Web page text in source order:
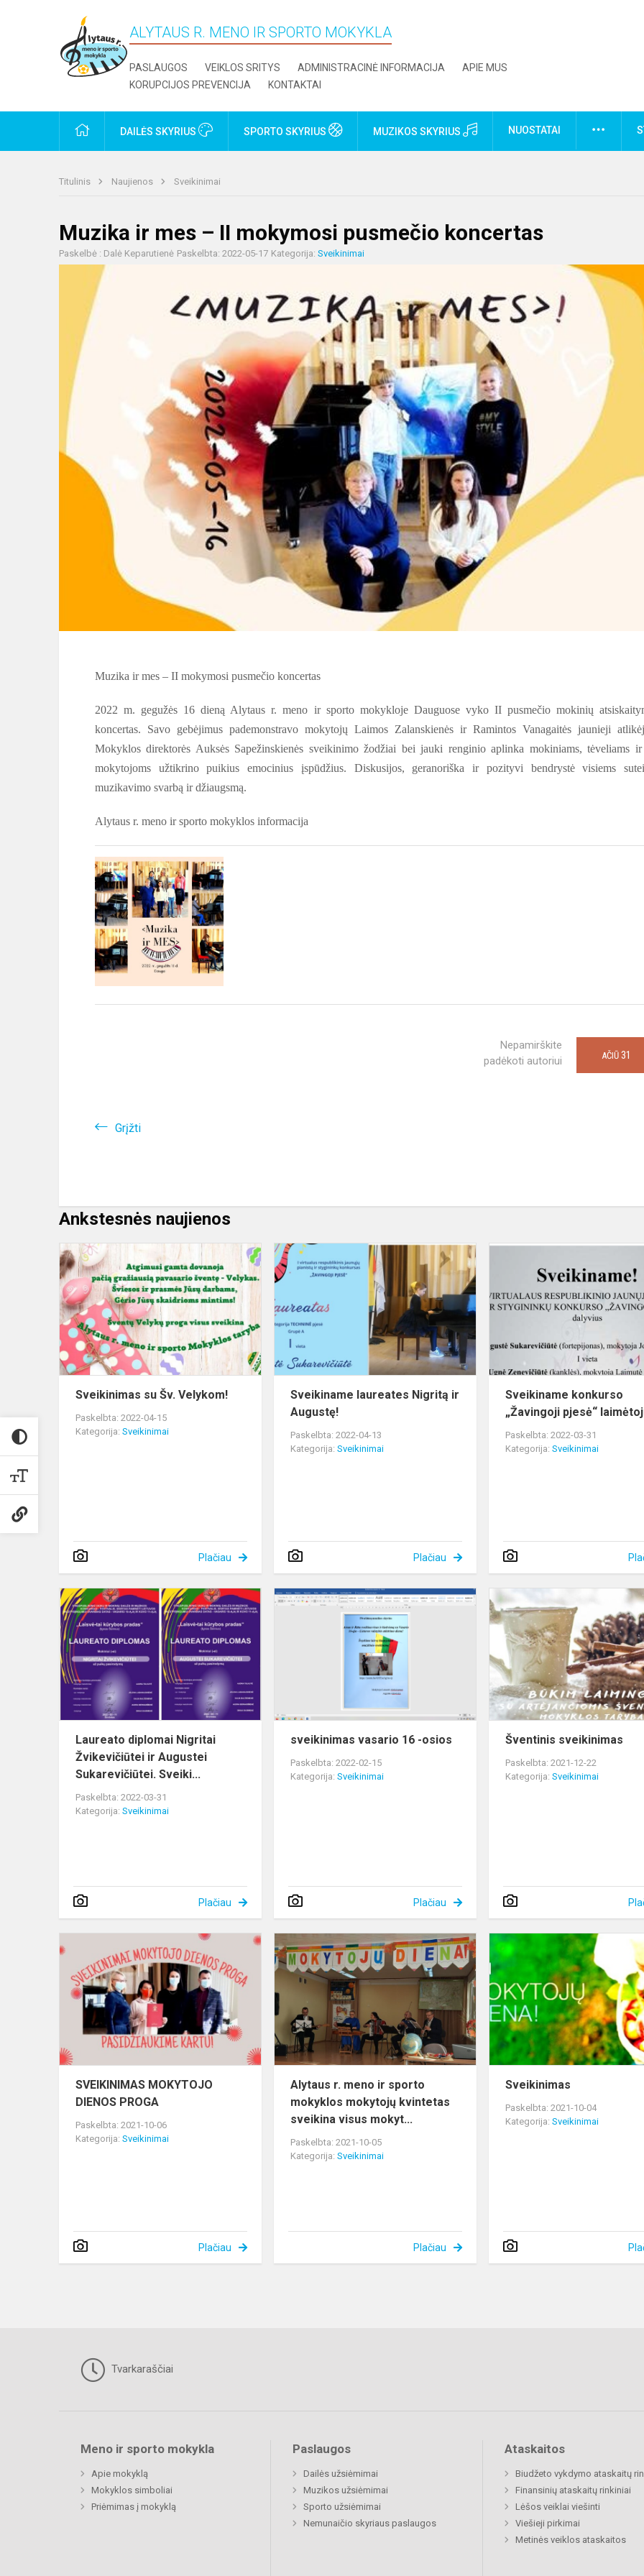
ALYTAUS R. MENO IR SPORTO MOKYKLA
PASLAUGOS VEIKLOS SRITYS ADMINISTRACINĖ INFORMACIJA
APIE MUS
KORUPCIJOS PREVENCIJA
KONTAKTAI
PRADŽIADAILĖS SKYRIUS SPORTO SKYRIUS MUZIKOS SKYRIUS NUOSTATAI
Titulinis Naujienos Sveikinimai
Muzika ir mes – II mokymosi pusmečio koncertas
Paskelbė : Dalė Keparutienė Paskelbta: 2022-05-17 Kategorija: Sveikinimai
Muzika ir mes – II mokymosi pusmečio koncertas
2022 m. gegužės 16 dieną Alytaus r. meno ir sporto mokykloje Dauguose vyko II pusmečio mokinių
koncertas. Savo gebėjimus pademonstravo mokytojų Laimos Zalanskienės ir Ramintos Vanagaitės jaunieji
Mokyklos direktorės Auksės Sapežinskienės sveikinimo žodžiai bei jauki renginio aplinka mokiniams, tėveliams
mokytojoms užtikrino puikius emocinius įspūdžius. Diskusijos, geranoriška ir pozityvi bendrystė visiems
muzikavimo svarbą ir džiaugsmą.
Alytaus r. meno ir sporto mokyklos informacija
Nepamirškite
padėkoti autoriui
AČIŪ 31
Grįžti
Ankstesnės naujienos
Sveikinimas
su
Šv.
Velykom!
Sveikinimas su Šv. Velykom!
Paskelbta: 2022-04-15
Kategorija: Sveikinimai
Plačiau
Sveikiname
laureates
Nigritą
Augustę!
Sveikiname laureates Nigritą ir
Augustę!
Paskelbta: 2022-04-13
Kategorija:Sveikinimai
Plačiau
Sveikiname konkurso
„Žavingoji pjesė“
Paskelbta: 2022-03-31
Kategorija:Sveikinimai
Laureato
Laureato diplomai Nigritai
Žvikevičiūtei ir Augustei
Sukarevičiūtei. Sveiki...
Paskelbta: 2022-03-31
Kategorija: Sveikinimai
Plačiau
sveikinimas
vasario
osios
sveikinimas vasario 16 -osios
Paskelbta: 2022-02-15
Kategorija:Sveikinimai
Plačiau
Šventinis sveikinimas
Paskelbta: 2021-12-22
Kategorija:Sveikinimai
SVEIKINIMAS
MOKYTOJO
DIENOS
PROGA
SVEIKINIMAS MOKYTOJO
DIENOS PROGA
Paskelbta: 2021-10-06
Kategorija: Sveikinimai
Plačiau
Alytaus
r.
meno
ir
sporto
mokyklos
mokytojų
kvintetas
Alytaus r. meno ir sporto
mokyklos mokytojų kvintetas
sveikina visus mokyt...
Paskelbta: 2021-10-05
Kategorija:Sveikinimai
Plačiau
Sveikinimas
Paskelbta: 2021-10-04
Kategorija:Sveikinimai
Tvarkaraščiai
Meno ir sporto mokykla
Apie mokyklą
Mokyklos simboliai
Priėmimas į mokyklą
Paslaugos
Dailės užsiėmimai
Muzikos užsiėmimai
Sporto užsiėmimai
Nemunaičio skyriaus paslaugos
Ataskaitos
Biudžeto vykdymo ataskaitų
Finansinių ataskaitų rinkiniai
Lėšos veiklai viešinti
Viešieji pirkimai
Metinės veiklos ataskaitos